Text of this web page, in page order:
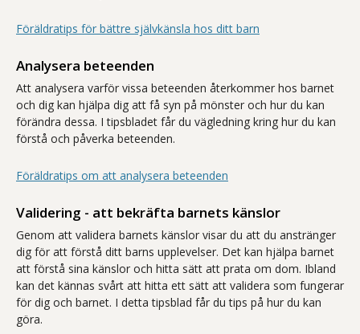
Föräldratips för bättre självkänsla hos ditt barn
Analysera beteenden
Att analysera varför vissa beteenden återkommer hos barnet
och dig kan hjälpa dig att få syn på mönster och hur du kan
förändra dessa. I tipsbladet får du vägledning kring hur du kan
förstå och påverka beteenden.
Föräldratips om att analysera beteenden
Validering - att bekräfta barnets känslor
Genom att validera barnets känslor visar du att du anstränger
dig för att förstå ditt barns upplevelser. Det kan hjälpa barnet
att förstå sina känslor och hitta sätt att prata om dom. Ibland
kan det kännas svårt att hitta ett sätt att validera som fungerar
för dig och barnet. I detta tipsblad får du tips på hur du kan
göra.